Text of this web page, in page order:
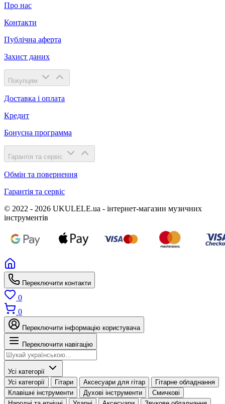
Про нас
Контакти
Публічна аферта
Захист даних
Покупцям
Доставка і оплата
Кредит
Бонусна программа
Гарантія та сервіс
Обмін та повернення
Гарантія та сервіс
© 2022 - 2026 UKULELE.ua - інтернет-магазин музичних
інструментів
Переключити контакти
0
0
Переключити інформацію користувача
Переключити навігацію
Усі категорії
Усі категорії
Гітари Аксесуари для гітар
Гітарне обладнання
Клавішні інструменти
Духові інструменти
Смичкові